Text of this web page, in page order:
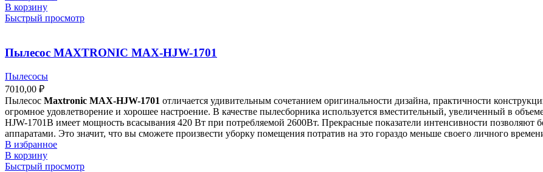
В корзину
Быстрый просмотр
Пылесос MAXTRONIC MAX-HJW-1701
Пылесосы
7010,00 ₽
Пылесос Maxtronic MAX-HJW-1701 отличается удивительным сочетанием оригинальности дизайна, практичности
огромное удовлетворение и хорошее настроение. В качестве пылесборника используется вместительный, увеличенный в
HJW-1701B имеет мощность всасывания 420 Вт при потребляемой 2600Вт. Прекрасные показатели интенсивности
аппаратами. Это значит, что вы сможете произвести уборку помещения потратив на это гораздо меньше своего личного
В избранное
В корзину
Быстрый просмотр